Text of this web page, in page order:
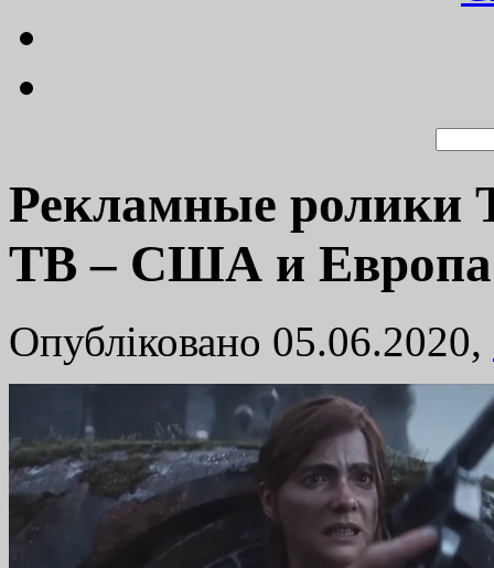
Рекламные ролики
ТВ – США и Европа
Опубліковано 05.06.2020,